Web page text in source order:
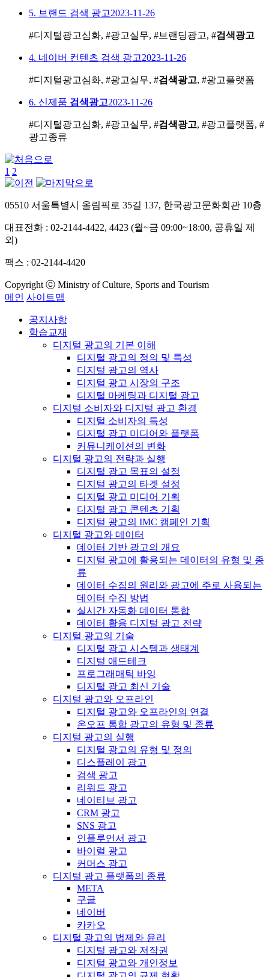
5. 브랜드 검색 광고2023-11-26
#디지털광고심화, #광고실무, #브랜딩광고, #검색광고
4. 네이버 컨텐츠 검색 광고2023-11-26
#디지털광고심화, #광고실무, #검색광고, #광고플랫폼
6. 신제품 검색광고2023-11-26
#디지털광고심화, #광고실무, #검색광고, #광고플랫폼, #
광고종류
1 2
05510 서울특별시 올림픽로 35길 137, 한국광고문화회관 10층
대표전화 : 02-2144-4422, 4423 (월~금 09:00~18:00, 공휴일 제
외)
팩스 : 02-2144-4420
Copyright ⓒ Ministry of Culture, Sports and Tourism
메인 사이트맵
공지사항
학습교재
디지털 광고의 기본 이해
디지털 광고의 정의 및 특성
디지털 광고의 역사
디지털 광고 시장의 구조
디지털 마케팅과 디지털 광고
디지털 소비자와 디지털 광고 환경
디지털 소비자의 특성
디지털 광고 미디어와 플랫폼
커뮤니케이션의 변화
디지털 광고의 전략과 실행
디지털 광고 목표의 설정
디지털 광고의 타겟 설정
디지털 광고 미디어 기획
디지털 광고 콘텐츠 기획
디지털 광고의 IMC 캠페인 기획
디지털 광고와 데이터
데이터 기반 광고의 개요
디지털 광고에 활용되는 데이터의 유형 및 종
류
데이터 수집의 원리와 광고에 주로 사용되는
데이터 수집 방법
실시간 자동화 데이터 통합
데이터 활용 디지털 광고 전략
디지털 광고의 기술
디지털 광고 시스템과 생태계
디지털 애드테크
프로그래매틱 바잉
디지털 광고 최신 기술
디지털 광고와 오프라인
디지털 광고와 오프라인의 연결
온오프 통합 광고의 유형 및 종류
디지털 광고의 실행
디지털 광고의 유형 및 정의
디스플레이 광고
검색 광고
리워드 광고
네이티브 광고
CRM 광고
SNS 광고
인플루언서 광고
바이럴 광고
커머스 광고
디지털 광고 플랫폼의 종류
META
구글
네이버
카카오
디지털 광고의 법제와 윤리
디지털 광고와 저작권
디지털 광고와 개인정보